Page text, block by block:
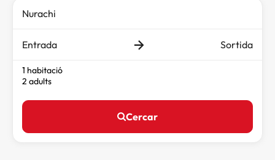
Entrada Sortida
1 habitació
2 adults
Cercar